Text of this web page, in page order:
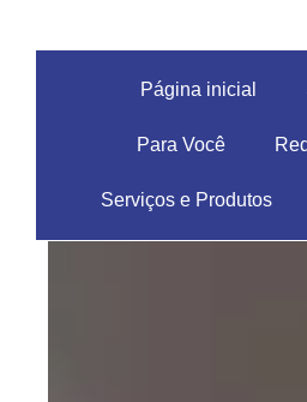
Página inicial
Para Você
Serviços e Produtos